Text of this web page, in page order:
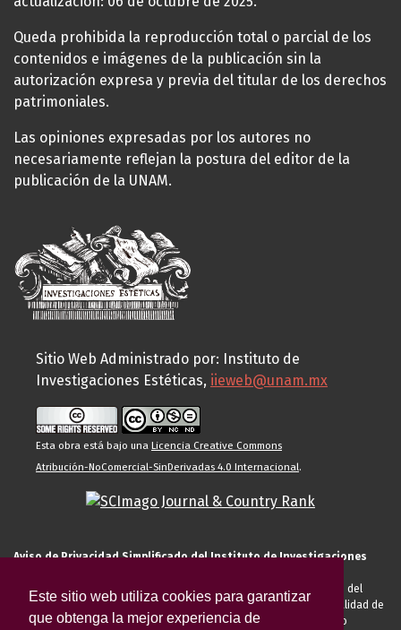
Este sitio web utiliza cookies para garantizar
que obtenga la mejor experiencia de
Queda prohibida la reproducción total o parcial de los
contenidos e imágenes de la publicación sin la
autorización expresa y previa del titular de los derechos
patrimoniales.
Las opiniones expresadas por los autores no
necesariamente reflejan la postura del editor de la
publicación de la UNAM.
Sitio Web Administrado por: Instituto de
Investigaciones Estéticas, iieweb@unam.mx
Esta obra está bajo una Licencia Creative Commons
Atribución-NoComercial-SinDerivadas 4.0 Internacional.
Aviso de Privacidad Simplificado del Instituto de Investigaciones
El Instituto de Investigaciones Estéticas de la UNAM, es responsable del
tratamiento de sus datos personales para el registro de usted en calidad de
alumno, docente, personal de la entidad académica, conferencista o